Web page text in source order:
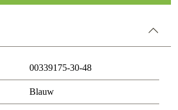
00339175-30-48
Blauw